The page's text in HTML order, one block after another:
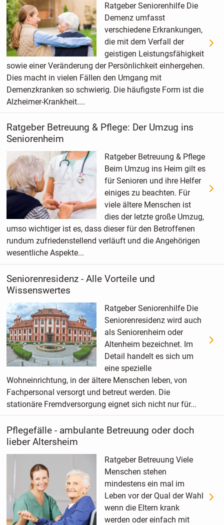
Ratgeber Seniorenhilfe Die
Demenz umfasst
verschiedene Erkrankungen,
die mit dem Verfall der
geistigen Leistungsfähigkeit
sowie einer Veränderung der Persönlichkeit einhergehen.
Dies macht in vielen Fällen den Umgang mit
Demenzkranken so schwierig. Die häufigste Form ist die
Alzheimer-Krankheit....
Ratgeber Betreuung & Pflege: Der Umzug ins
Seniorenheim
Ratgeber Betreuung & Pflege
Beim Umzug ins Heim gilt es
für Senioren und ihre Helfer
einiges zu beachten. Für
viele ältere Menschen ist
dies der letzte große Umzug,
umso wichtiger ist es, dass dieser für den Betroffenen
rundum zufriedenstellend verläuft und die Angehörigen
wesentliche Aspekte...
Seniorenresidenz - Alle Vorteile und
Wissenswertes
Ratgeber Seniorenhilfe Die
Seniorenresidenz wird auch
als Seniorenheim oder
Altenheim bezeichnet. Im
Detail handelt es sich um
eine spezielle
Wohneinrichtung, in der ältere Menschen leben, von
Fachpersonal versorgt und betreut werden. Die
stationäre Fremdversorgung eignet sich nicht nur für...
Pflegefälle - ambulante Betreuung oder doch
lieber Altersheim
Ratgeber Betreuung Viele
Menschen stehen
mindestens ein mal im
Leben vor der Qual der Wahl
wenn die Eltern krank
werden oder einfach mit